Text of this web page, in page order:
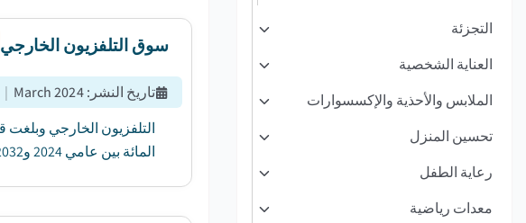
التجزئة
العناية الشخصية
الملابس والأحذية والإكسسوارات
تحسين المنزل
رعاية الطفل
معدات رياضية
سوق التلفزيون الخارجي
تاريخ النشر :
March 2024
|
المائة بين عامي 2024 و2032....